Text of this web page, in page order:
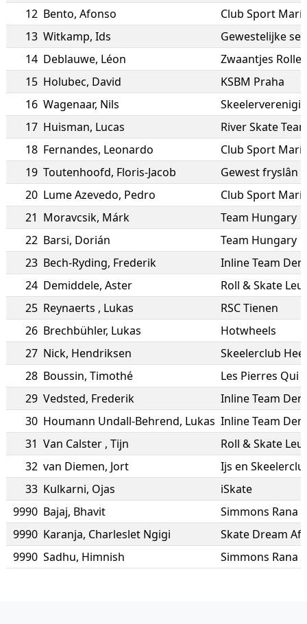
12 Bento, Afonso
Club Sport
13 Witkamp, Ids
Gewestelijke
14 Deblauwe, Léon
Zwaantjes
15 Holubec, David
KSBM Praha
16 Wagenaar, Nils
17 Huisman, Lucas
River Skate
18 Fernandes, Leonardo
Club Sport
19 Toutenhoofd, Floris-Jacob
Gewest fryslân
20 Lume Azevedo, Pedro
Club Sport
21 Moravcsik, Márk
Team Hungary
22 Barsi, Dorián
Team Hungary
23 Bech-Ryding, Frederik
Inline Team
24 Demiddele, Aster
Roll & Skate
25 Reynaerts , Lukas
RSC Tienen
26 Brechbühler, Lukas
Hotwheels
27 Nick, Hendriksen
Skeelerclub
28 Boussin, Timothé
Les Pierres Qui
29 Vedsted, Frederik
Inline Team
30 Houmann Undall-Behrend, Lukas Inline Team
31 Van Calster , Tijn
Roll & Skate
32 van Diemen, Jort
Ijs en
33 Kulkarni, Ojas
iSkate
9990 Bajaj, Bhavit
9990 Karanja, Charleslet Ngigi
Skate Dream
9990 Sadhu, Himnish